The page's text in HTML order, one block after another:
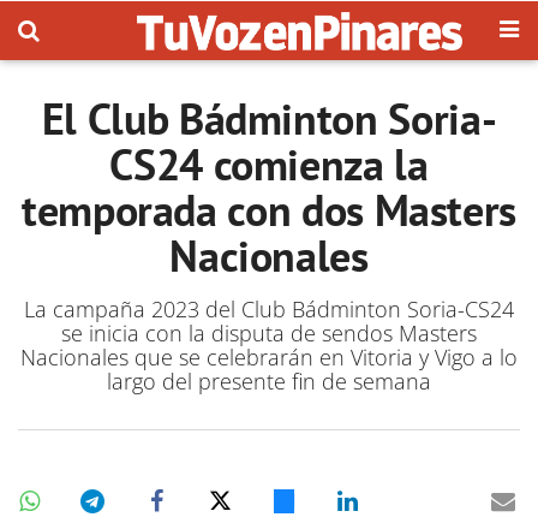
El Club Bádminton Soria-
CS24 comienza la
temporada con dos Masters
Nacionales
La campaña 2023 del Club Bádminton Soria-CS24
se inicia con la disputa de sendos Masters
Nacionales que se celebrarán en Vitoria y Vigo a lo
largo del presente fin de semana